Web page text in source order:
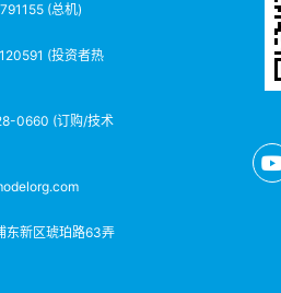
(总机)
(投资者热
0660 (订购/技术
东新区琥珀路63弄